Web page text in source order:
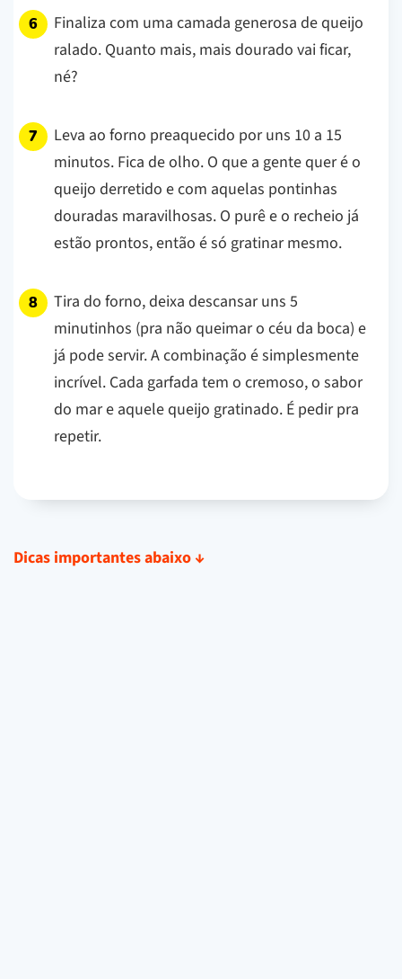
Finaliza com uma camada generosa de queijo
ralado. Quanto mais, mais dourado vai ficar,
né?
Leva ao forno preaquecido por uns 10 a 15
minutos. Fica de olho. O que a gente quer é o
queijo derretido e com aquelas pontinhas
douradas maravilhosas. O purê e o recheio já
estão prontos, então é só gratinar mesmo.
Tira do forno, deixa descansar uns 5
minutinhos (pra não queimar o céu da boca) e
já pode servir. A combinação é simplesmente
incrível. Cada garfada tem o cremoso, o sabor
do mar e aquele queijo gratinado. É pedir pra
repetir.
Dicas importantes abaixo ↓